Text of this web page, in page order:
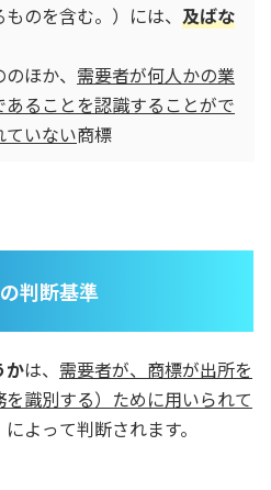
のを含む。）には、 及ばな
ほか、 需要者が何人かの業
ることを認識することがで
ていない商標
判断基準
かは、 需要者が、商標が出所を
識別する）ために用いられて
によって判断されます。